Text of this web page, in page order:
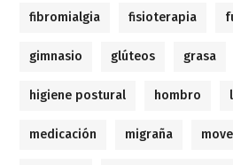
fibromialgia fisioterapia
gimnasio glúteos grasa
higiene postural hombro
medicación migraña